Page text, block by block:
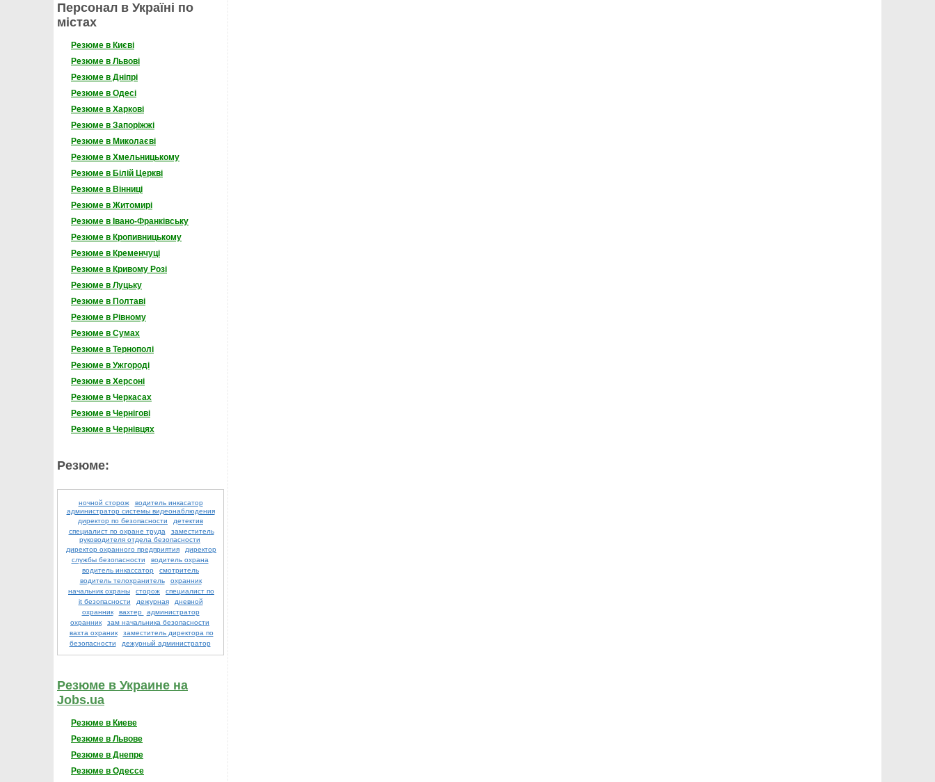
Персонал в Україні по
містах
Резюме в Києві
Резюме в Львові
Резюме в Дніпрі
Резюме в Одесі
Резюме в Харкові
Резюме в Запоріжжі
Резюме в Миколаєві
Резюме в Хмельницькому
Резюме в Білій Церкві
Резюме в Вінниці
Резюме в Житомирі
Резюме в Івано-Франківську
Резюме в Кропивницькому
Резюме в Кременчуці
Резюме в Кривому Розі
Резюме в Луцьку
Резюме в Полтаві
Резюме в Рівному
Резюме в Сумах
Резюме в Тернополі
Резюме в Ужгороді
Резюме в Херсоні
Резюме в Черкасах
Резюме в Чернігові
Резюме в Чернівцях
Резюме:
ночной сторож
водитель инкасатор
администратор системы видеонаблюдения
директор по безопасности
детектив
специалист по охране труда
заместитель
руководителя отдела безопасности
директор охранного предприятия
директор
службы безопасности
водитель охрана
водитель инкассатор
смотритель
водитель телохранитель
охранник
начальник охраны
сторож
специалист по
it безопасности
дежурная
дневной
охранник
вахтер
администратор
охранник
зам начальника безопасности
вахта охраник
заместитель директора по
безопасности
дежурный администратор
Резюме в Украине на
Jobs.ua
Резюме в Киеве
Резюме в Львове
Резюме в Днепре
Резюме в Одессе